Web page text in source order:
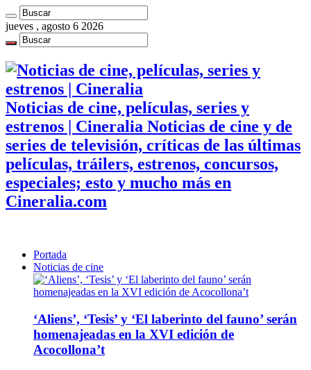
jueves , agosto 6 2026
Noticias de cine, películas, series y
estrenos | Cineralia Noticias de cine y de
series de televisión, críticas de las últimas
películas, tráilers, estrenos, concursos,
especiales; esto y mucho más en
Cineralia.com
Portada
Noticias de cine
‘Aliens’, ‘Tesis’ y ‘El laberinto del fauno’ serán
homenajeadas en la XVI edición de
Acocollona’t